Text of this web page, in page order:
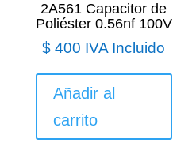
2A561 Capacitor de
Poliéster 0.56nf 100V
$ 400 IVA Incluido
Añadir al
carrito